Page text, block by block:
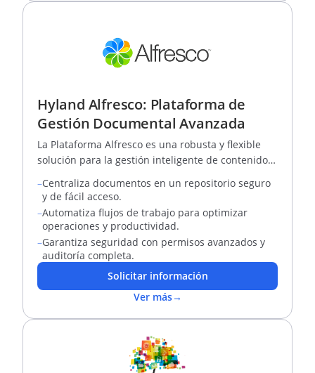
Hyland Alfresco: Plataforma de
Gestión Documental Avanzada
La Plataforma Alfresco es una robusta y flexible
solución para la gestión inteligente de contenidos
–Centraliza documentos en un repositorio seguro
y de fácil acceso.
–Automatiza flujos de trabajo para optimizar
operaciones y productividad.
–Garantiza seguridad con permisos avanzados y
auditoría completa.
Solicitar información
Ver más→